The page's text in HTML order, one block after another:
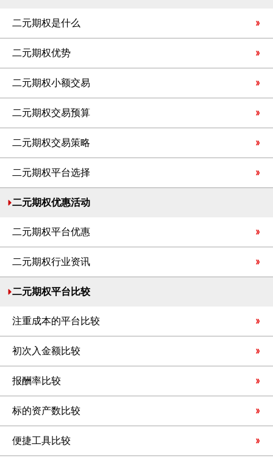
二元期权是什么
二元期权优势
二元期权小额交易
二元期权交易预算
二元期权交易策略
二元期权平台选择
二元期权优惠活动
二元期权平台优惠
二元期权行业资讯
二元期权平台比较
注重成本的平台比较
初次入金额比较
报酬率比较
标的资产数比较
便捷工具比较